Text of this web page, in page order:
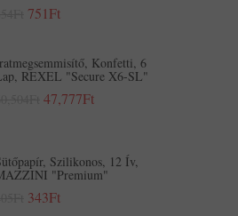
751Ft
Konfetti, 6
REXEL "Secure X6-SL"
47,777Ft
Szilikonos, 12 Ív,
"Premium"
343Ft